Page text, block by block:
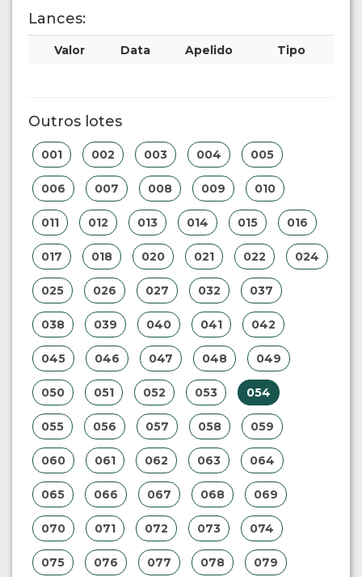
Lances:
Valor Data Apelido Tipo
Outros lotes
001 002 003 004 005
006 007 008 009 010
011 012 013 014 015 016
017 018 020 021 022 024
025 026 027 032 037
038 039 040 041 042
045 046 047 048 049
050 051 052 053 054
055 056 057 058 059
060 061 062 063 064
065 066 067 068 069
070 071 072 073 074
075 076 077 078 079